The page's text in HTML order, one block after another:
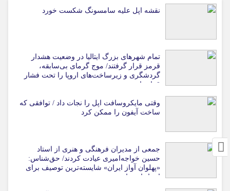
نقشه اپل علیه سامسونگ شکست خورد
تمام شهرهای بزرگ ایتالیا در وضعیت هشدار
قرمز قرار گرفتند/ موج گرمای بی‌سابقه،
گردشگری و زیرساخت‌های اروپا را تحت فشار
قرار داد
وقتی مایکروسافت اپل را نجات داد / توافقی که
ساخت آیفون را ممکن کرد
جمعی از مدیران فرهنگی و هنری از استاد
حسین خواجه‌امیری عیادت کردند/ حق‌شناس:
«پهلوان آواز ایران» شایسته‌ترین توصیف برای
استاد ایرج است